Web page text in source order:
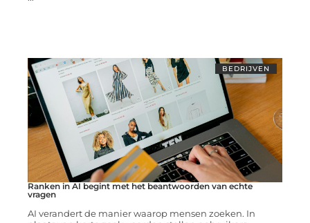
BEDRIJVEN
Ranken in AI begint met het beantwoorden van echte
vragen
AI verandert de manier waarop mensen zoeken. In